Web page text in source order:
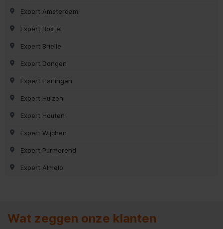
Expert Amsterdam
Expert Boxtel
Expert Brielle
Expert Dongen
Expert Harlingen
Expert Huizen
Expert Houten
Expert Wijchen
Expert Purmerend
Expert Almelo
Wat zeggen onze klanten